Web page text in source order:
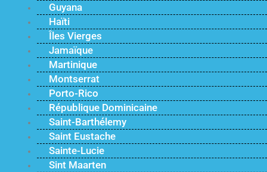
Guyana
Haïti
Îles Vierges
Jamaïque
Martinique
Montserrat
Porto-Rico
République Dominicaine
Saint-Barthélemy
Saint Eustache
Sainte-Lucie
Sint Maarten